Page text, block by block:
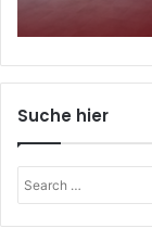
Suche hier